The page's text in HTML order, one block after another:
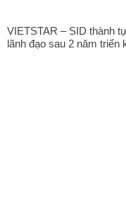
VIETSTAR – SID thành
lãnh đạo sau 2 năm triển